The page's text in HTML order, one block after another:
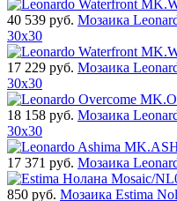
40 539 руб. Мозаика
30x30
17 229 руб. Мозаика
30x30
18 158 руб. Мозаика
30x30
17 371 руб. Мозаика
850 руб. Мозаика Estima